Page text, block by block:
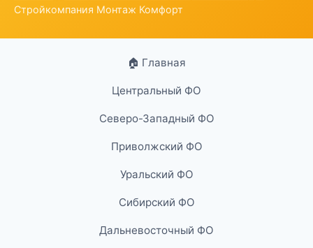
Стройкомпания Монтаж Комфорт
🏠 Главная
Центральный ФО
Северо-Западный ФО
Приволжский ФО
Уральский ФО
Сибирский ФО
Дальневосточный ФО